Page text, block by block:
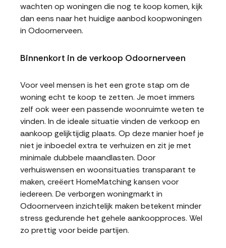
wachten op woningen die nog te koop komen, kijk
dan eens naar het huidige aanbod koopwoningen
in Odoornerveen.
Binnenkort in de verkoop Odoornerveen
Voor veel mensen is het een grote stap om de
woning echt te koop te zetten. Je moet immers
zelf ook weer een passende woonruimte weten te
vinden. In de ideale situatie vinden de verkoop en
aankoop gelijktijdig plaats. Op deze manier hoef je
niet je inboedel extra te verhuizen en zit je met
minimale dubbele maandlasten. Door
verhuiswensen en woonsituaties transparant te
maken, creëert HomeMatching kansen voor
iedereen. De verborgen woningmarkt in
Odoornerveen inzichtelijk maken betekent minder
stress gedurende het gehele aankoopproces. Wel
zo prettig voor beide partijen.